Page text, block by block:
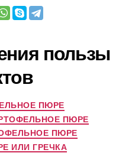
пользы
ПЮРЕ
ПЮРЕ
ПЮРЕ
ИЛИ ГРЕЧКА